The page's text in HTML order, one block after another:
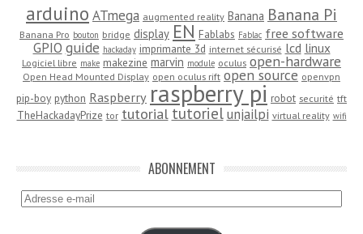
arduino ATmega augmented reality Banana Banana Pi
Banana Pro bouton bridge display EN Fablabs Fablac free software
GPIO guide hackaday imprimante 3d internet sécurisé lcd linux
Logiciel libre make makezine marvin module oculus open-hardware
Open Head Mounted Display open oculus rift open source openvpn
pip-boy python Raspberry raspberry pi robot securité tft
TheHackadayPrize tor tutorial tutoriel unjailpi virtual reality wifi
ABONNEMENT
Adresse